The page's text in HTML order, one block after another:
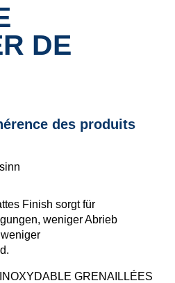
DE
des produits
GRENAILLÉES